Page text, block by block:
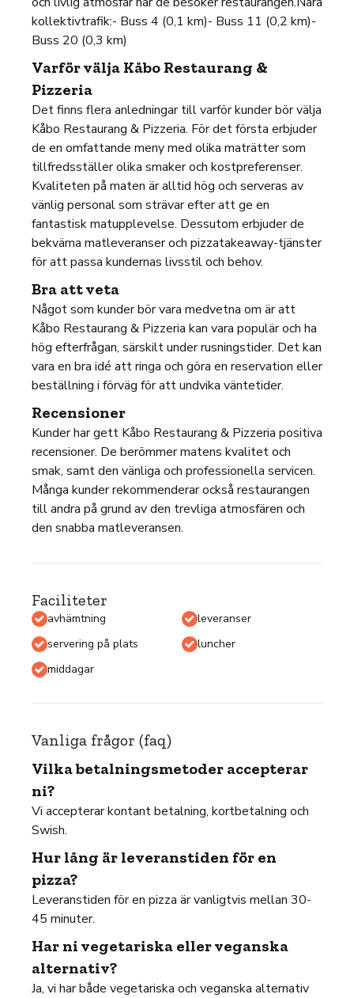
kollektivtrafik:- Buss 4 (0,1 km)- Buss 11 (0,2 km)-
Buss 20 (0,3 km)
Varför välja Kåbo Restaurang &
Pizzeria
Det finns flera anledningar till varför kunder bör välja
Kåbo Restaurang & Pizzeria. För det första erbjuder
de en omfattande meny med olika maträtter som
tillfredsställer olika smaker och kostpreferenser.
Kvaliteten på maten är alltid hög och serveras av
vänlig personal som strävar efter att ge en
fantastisk matupplevelse. Dessutom erbjuder de
bekväma matleveranser och pizzatakeaway-tjänster
för att passa kundernas livsstil och behov.
Bra att veta
Något som kunder bör vara medvetna om är att
Kåbo Restaurang & Pizzeria kan vara populär och ha
hög efterfrågan, särskilt under rusningstider. Det kan
vara en bra idé att ringa och göra en reservation eller
beställning i förväg för att undvika väntetider.
Recensioner
Kunder har gett Kåbo Restaurang & Pizzeria positiva
recensioner. De berömmer matens kvalitet och
smak, samt den vänliga och professionella servicen.
Många kunder rekommenderar också restaurangen
till andra på grund av den trevliga atmosfären och
den snabba matleveransen.
Faciliteter
avhämtning
leveranser
servering på plats
luncher
middagar
Vanliga frågor (faq)
Vilka betalningsmetoder accepterar
ni?
Vi accepterar kontant betalning, kortbetalning och
Swish.
Hur lång är leveranstiden för en
pizza?
Leveranstiden för en pizza är vanligtvis mellan 30-
45 minuter.
Har ni vegetariska eller veganska
alternativ?
Ja, vi har både vegetariska och veganska alternativ